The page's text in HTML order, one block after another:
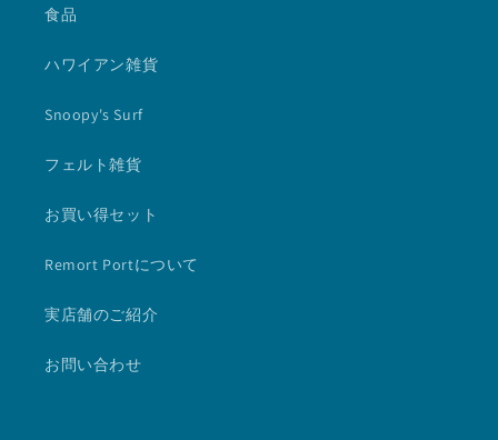
食品
ハワイアン雑貨
Snoopy's Surf
フェルト雑貨
お買い得セット
Remort Portについて
実店舗のご紹介
お問い合わせ